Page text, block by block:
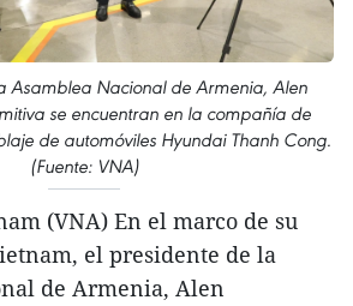
Asamblea Nacional de Armenia, Alen
se encuentran en la compañía de
de automóviles Hyundai Thanh Cong.
(Fuente: VNA)
(VNA) En el marco de su
el presidente de la
de Armenia, Alen